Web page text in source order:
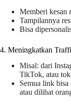
Memberi kesan
Tampilannya
Bisa
4. Meningkatkan
Misal: dari
TikTok, atau
Semua link
atau dilihat